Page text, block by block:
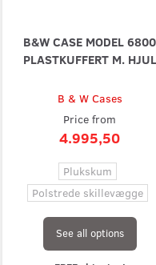
B&W CASE MODEL 6800
PLASTKUFFERT M. HJUL
B & W Cases
Price from
4.995,50
Plukskum
Polstrede skillevægge
See all options